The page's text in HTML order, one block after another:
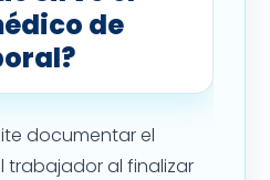
de
documentar el
trabajador al finalizar